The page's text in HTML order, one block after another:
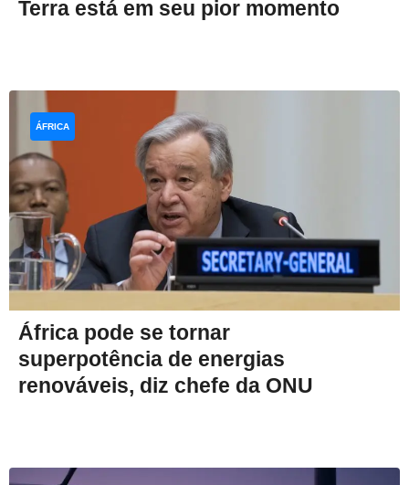
Terra está em seu pior momento
África pode se tornar
superpotência de energias
renováveis, diz chefe da ONU
ÁFRICA